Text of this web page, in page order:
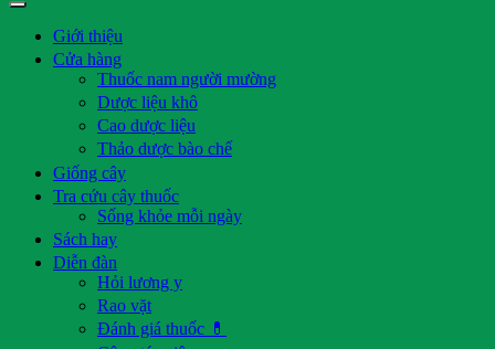
Giới thiệu
Cửa hàng
Thuốc nam người mường
Dược liệu khô
Cao dược liệu
Thảo dược bào chế
Giống cây
Tra cứu cây thuốc
Sống khỏe mỗi ngày
Sách hay
Diễn đàn
Hỏi lương y
Rao vặt
Đánh giá thuốc 💊